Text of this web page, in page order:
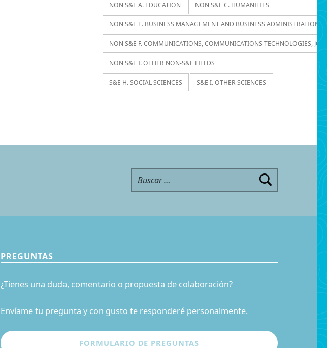
NON S&E A. EDUCATION NON S&E C. HUMANITIES
NON S&E E. BUSINESS MANAGEMENT AND BUSINESS ADMINISTRATION
NON S&E F. COMMUNICATIONS, COMMUNICATIONS TECHNOLOGIES,
NON S&E I. OTHER NON-S&E FIELDS
S&E H. SOCIAL SCIENCES S&E I. OTHER SCIENCES
Buscar:
PREGUNTAS
¿Tienes una duda, comentario o propuesta de colaboración?
Envíame tu pregunta y con gusto te responderé personalmente.